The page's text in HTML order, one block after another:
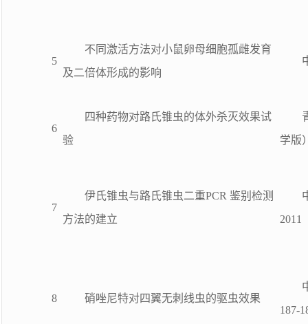
5
不同激活方法对小鼠卵母细胞孤雌发育
及二倍体形成的影响
6
四种药物对路氏锥虫的体外杀灭效果试
验
学版
7
伊氏锥虫与路氏锥虫二重PCR 鉴别检测
方法的建立
2011
8 硝唑尼特对四翼无刺线虫的驱虫效果
187-